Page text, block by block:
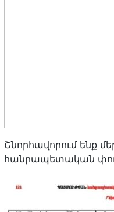
Շնորհավորում ենք
հանրապետական